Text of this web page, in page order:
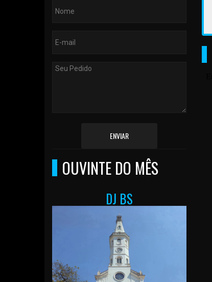
ENVIAR
OUVINTE DO MÊS
DJ BS